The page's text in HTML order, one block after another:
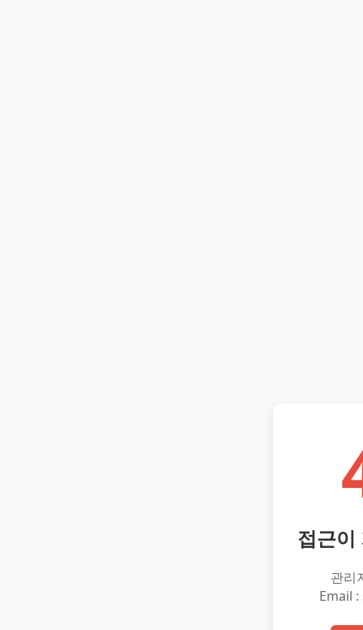
접근이
관리
Email